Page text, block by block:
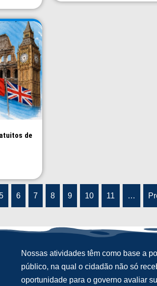
de
6 7 8 9 10 11 …
Nossas atividades têm como base a
público, na qual o cidadão não só
oportunidade para o governo avaliar